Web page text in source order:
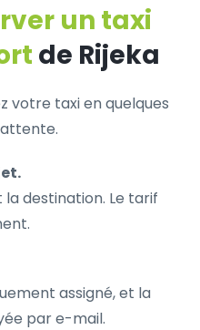
un taxi
de Rijeka
votre taxi en quelques
la destination. Le tarif
assigné, et la
par e-mail.